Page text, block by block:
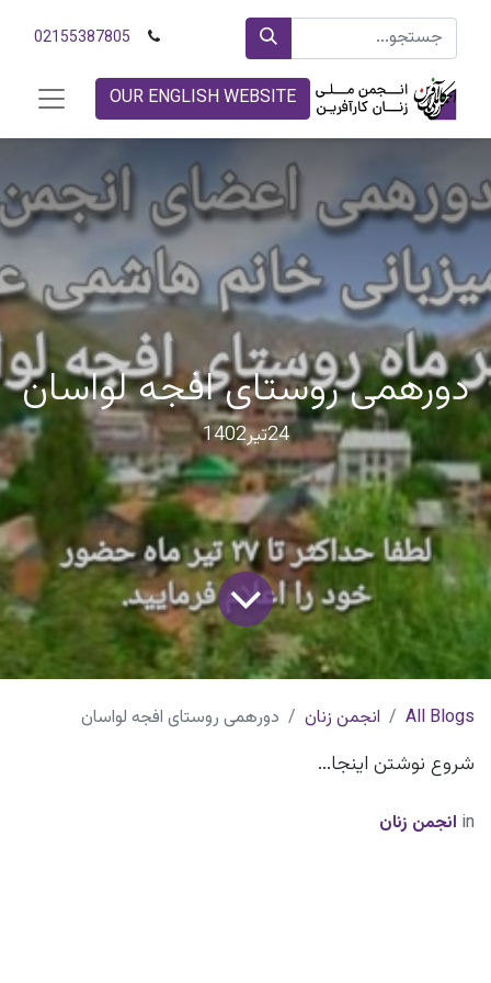
02155387805
OUR ENGLISH WEBSITE
دورهمی روستای افجه لواسان
24تیر1402
All Blogs انجمن زنان دورهمی روستای افجه لواسان
شروع نوشتن اینجا...
in انجمن زنان